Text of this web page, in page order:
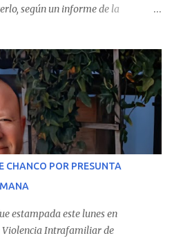
según un informe de la
—quienes administran o
transacciones por un
enero de 2024 y junio de 2025.
en la comuna de Cauquenes se
involucrados en este tipo de
que uno de los casos
la Municipalidad de Chanco,
normativa vigente. El informe
dinero apostado se registró en
CHANCO POR PRESUNTA
estampada este lunes en
Violencia Intrafamiliar de